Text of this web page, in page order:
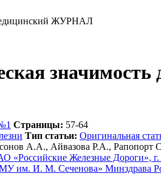
Страницы: 57-64
Тип статьи: Оригинальная
А.А., Айвазова Р.А.,
«Российские Железные Дороги», г.
им. И. М. Сеченова» Минздрава